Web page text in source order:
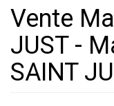
Vente Maison SAINT
JUST -
SAINT